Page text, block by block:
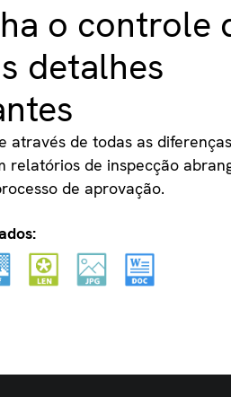
o controle
detalhes
através de todas as diferenças
relatórios de inspecção
de aprovação.